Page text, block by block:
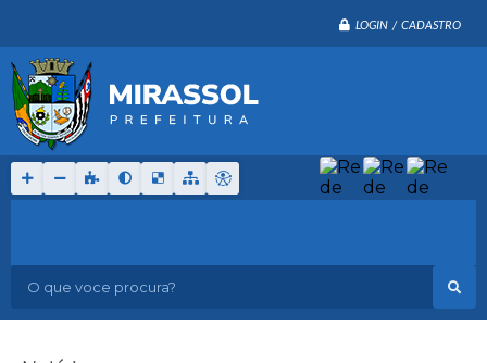
LOGIN / CADASTRO
O que voce procura?